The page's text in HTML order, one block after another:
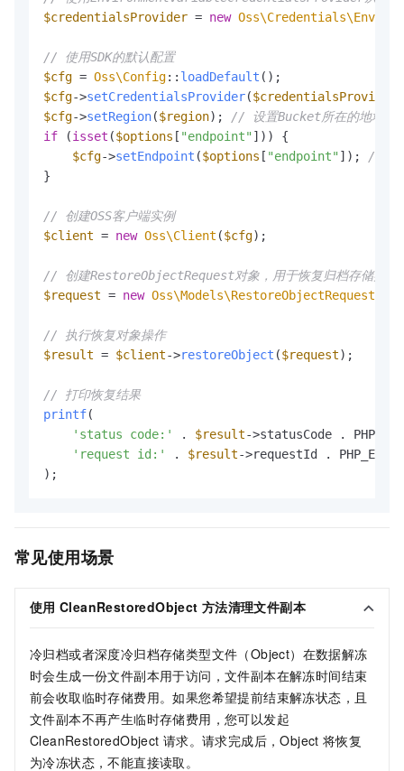
$credentialsProvider = new
// 使用SDK的默认配置
$cfg = Oss\Config:: loadDefault
$cfg->setCredentialsProvider($credentialsProvider
$cfg->setRegion($region); // 设置Bucket所在的地域
if (isset ($options [ "endpoint" ])) {
$cfg->setEndpoint ($options [ "endpoint" ]); // 如
}
// 创建OSS客户端实例
$client = new Oss\Client ($cfg);
// 创建RestoreObjectRequest对象，用于恢复归档存储类型
$request = new Oss\Models\RestoreObjectRequest
// 执行恢复对象操作
$result = $client->restoreObject ($request);
// 打印恢复结果
printf(
'status code:'
. $result->statusCode .
'request id:'
. $result->requestId . PHP_EOL
常见使用场景
使用 CleanRestoredObject 方法清理文件副本
冷归档或者深度冷归档存储类型文件（Object）在数据解冻
时会生成一份文件副本用于访问，文件副本在解冻时间结束
前会收取临时存储费用。如果您希望提前结束解冻状态，且
文件副本不再产生临时存储费用，您可以发起
CleanRestoredObject 请求。请求完成后，Object 将恢复
为冷冻状态，不能直接读取。